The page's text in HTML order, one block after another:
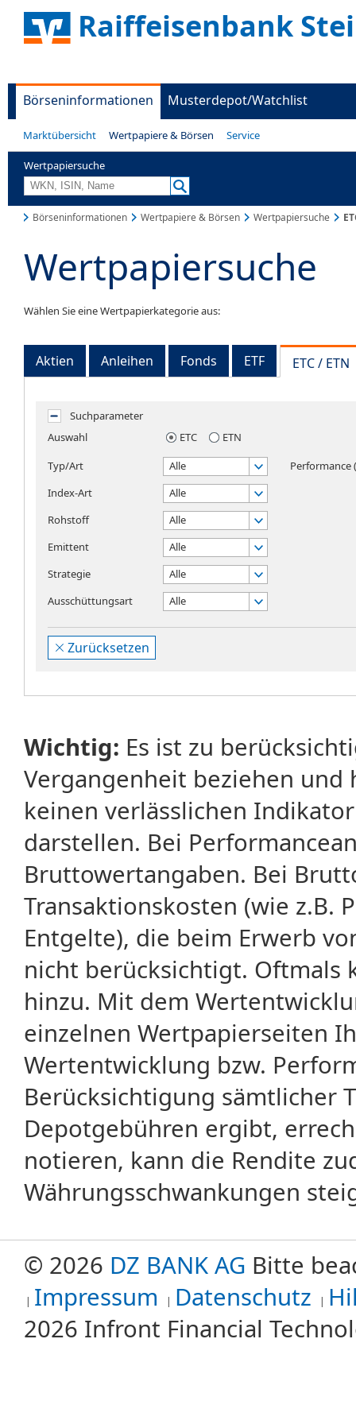
Raiffeisenbank
Börseninformationen Musterdepot/Watchlist
Marktübersicht Wertpapiere & Börsen Service
Wertpapiersuche
Börseninformationen Wertpapiere & Börsen Wertpapiersuche
Wertpapiersuche
Wählen Sie eine Wertpapierkategorie aus:
Aktien Anleihen Fonds ETF ETC / ETN
Suchparameter
Auswahl
ETC
ETN
Typ/Art
Alle
Index-Art
Alle
Rohstoff
Alle
Emittent
Alle
Strategie
Alle
Ausschüttungsart
Alle
Performance
Zurücksetzen
Wichtig: Es ist zu
Vergangenheit beziehen
keinen verlässlichen
darstellen. Bei
Bruttowertangaben. Bei
Transaktionskosten (wie z.B.
Entgelte), die beim Erwerb
nicht berücksichtigt. Oftmals
hinzu. Mit dem
einzelnen Wertpapierseiten
Wertentwicklung bzw.
Berücksichtigung sämtlicher
Depotgebühren ergibt,
notieren, kann die Rendite
Währungsschwankungen
© 2026 DZ BANK AG Bitte
Impressum
Datenschutz
2026 Infront Financial